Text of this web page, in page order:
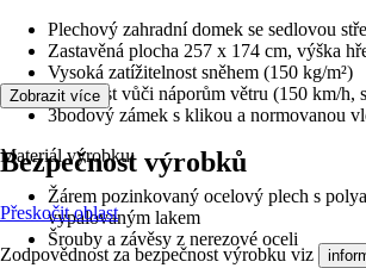
Plechový zahradní domek se sedlovou
Zastavěná plocha 257 x 174 cm, výška
Vysoká zatížitelnost sněhem (150 kg/m²)
Odolnost vůči náporům větru (150 km/h,
3bodový zámek s klikou a normovanou
Materiál výrobku:
Žárem pozinkovaný ocelový plech s
vypalovaným lakem
Šrouby a závěsy z nerezové oceli
Zobrazit více
Bezpečnost výrobků
Přeskočit oblast
Zodpovědnost za bezpečnost výrobku viz